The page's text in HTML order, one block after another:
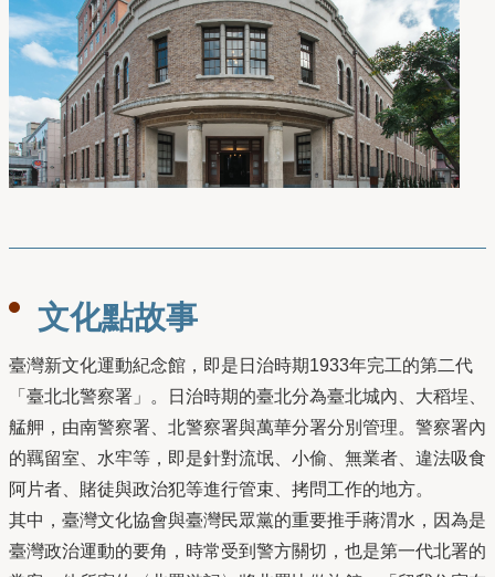
文化點故事
臺灣新文化運動紀念館，即是日治時期1933年完工的第二代
「臺北北警察署」。日治時期的臺北分為臺北城內、大稻埕、
艋舺，由南警察署、北警察署與萬華分署分別管理。警察署內
的羈留室、水牢等，即是針對流氓、小偷、無業者、違法吸食
阿片者、賭徒與政治犯等進行管束、拷問工作的地方。
其中，臺灣文化協會與臺灣民眾黨的重要推手蔣渭水，因為是
臺灣政治運動的要角，時常受到警方關切，也是第一代北署的